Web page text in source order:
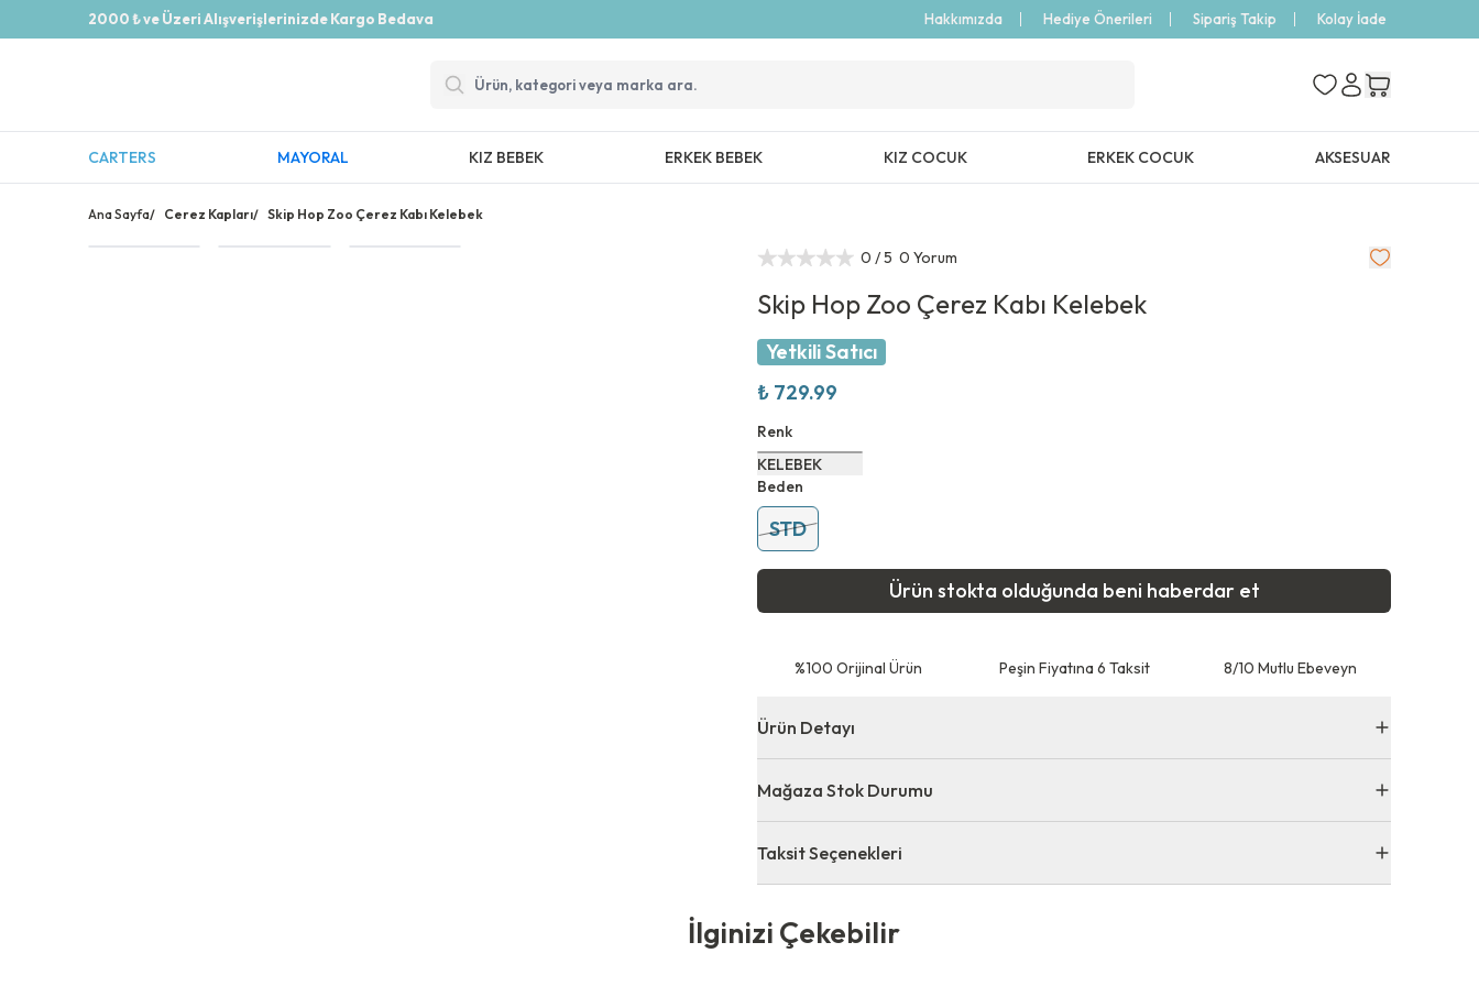
2000 ₺ ve Üzeri Alışverişlerinizde Kargo Bedava Hakkımızda Hediye Önerileri Sipariş Takip Kolay İade
CARTERS MAYORAL KIZ BEBEK ERKEK BEBEK KIZ COCUK ERKEK COCUK AKSESUAR
Ana Sayfa/ Cerez Kapları/ Skip Hop Zoo Çerez Kabı Kelebek
0 / 5 0 Yorum
Skip Hop Zoo Çerez Kabı Kelebek
Yetkili Satıcı
₺ 729.99
Renk
KELEBEK
Beden
STD
Ürün stokta olduğunda beni haberdar et
⁠%100 Orijinal Ürün Peşin Fiyatına 6 Taksit 8/10 Mutlu Ebeveyn
Ürün Detayı
Mağaza Stok Durumu
Taksit Seçenekleri
İlginizi Çekebilir